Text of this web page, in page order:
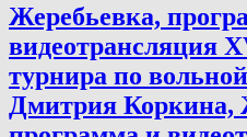
Жеребьевка,
видеотрансляция
турнира по
Дмитрия Коркина,